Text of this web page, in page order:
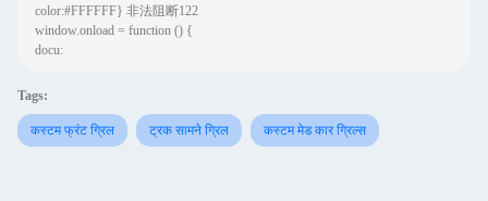
color:#FFFFFF} 非法阻断122
window.onload = function () {
docu:
Tags:
कस्टम फ्रंट ग्रिल ट्रक सामने ग्रिल कस्टम मेड कार ग्रिल्स